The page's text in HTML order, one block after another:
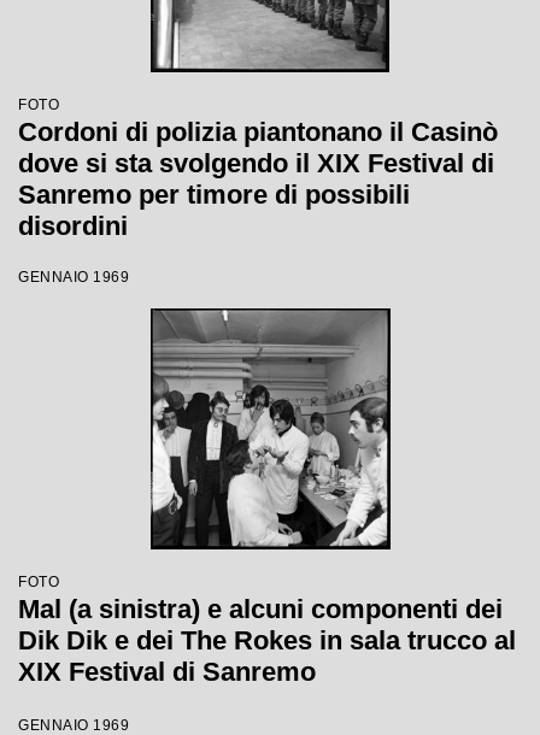
FOTO
Cordoni di polizia piantonano il Casinò
dove si sta svolgendo il XIX Festival di
Sanremo per timore di possibili
disordini
GENNAIO 1969
FOTO
Mal (a sinistra) e alcuni componenti dei
Dik Dik e dei The Rokes in sala trucco al
XIX Festival di Sanremo
GENNAIO 1969